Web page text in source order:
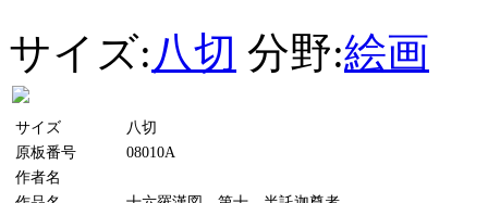
サイズ:八切 分野:絵画
サイズ
八切
原板番号
08010A
作者名